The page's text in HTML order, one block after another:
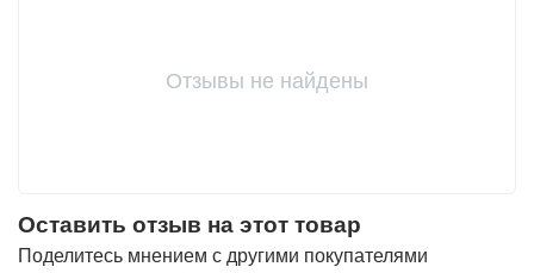
Отзывы не найдены
Оставить отзыв на этот товар
Поделитесь мнением с другими покупателями